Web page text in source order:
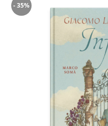
- 35%